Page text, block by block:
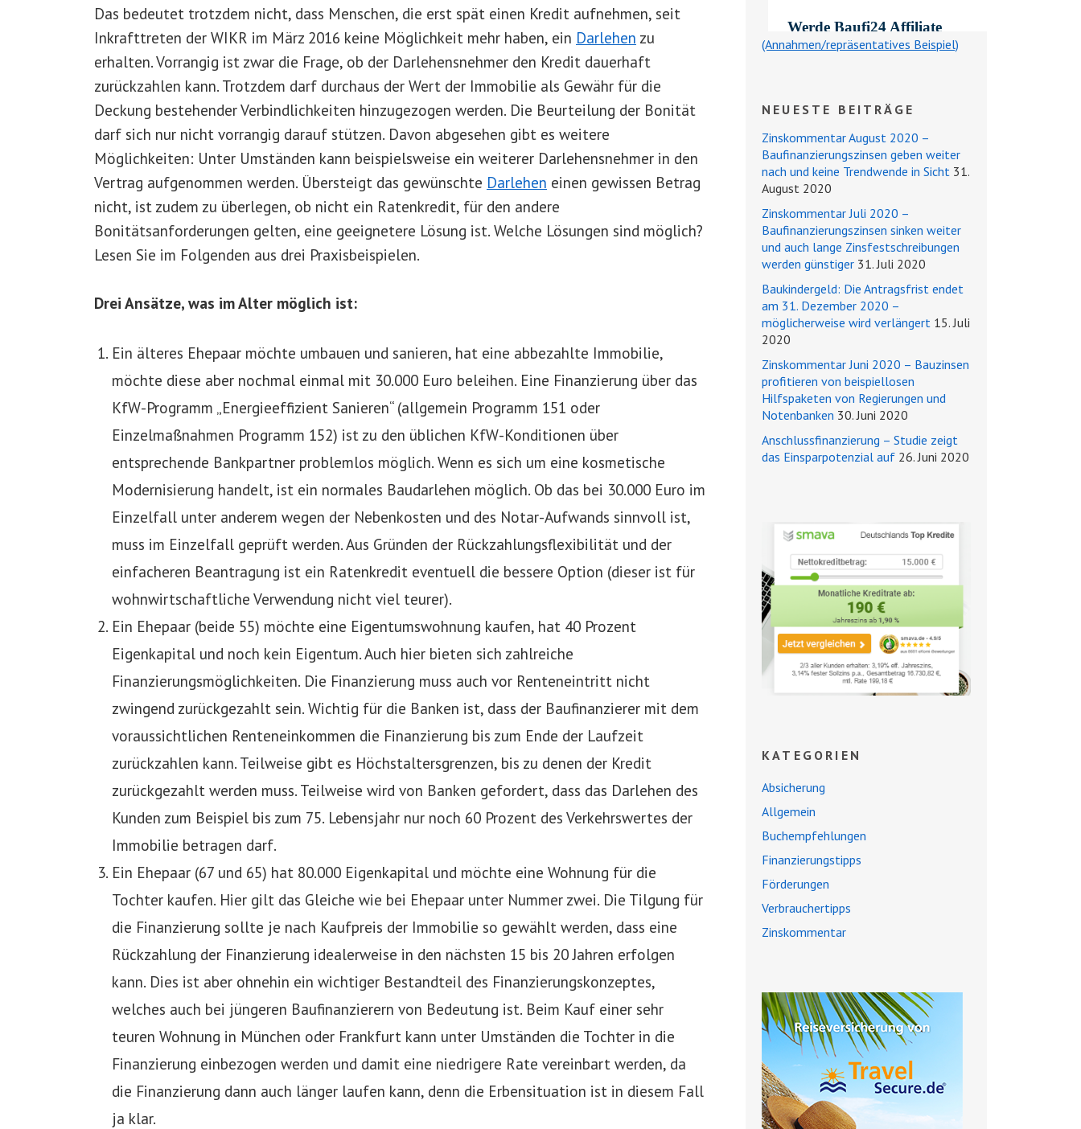
Das bedeutet trotzdem nicht, dass Menschen, die erst spät einen Kredit aufnehmen, seit
Inkrafttreten der WIKR im März 2016 keine Möglichkeit mehr haben, ein Darlehen zu
erhalten. Vorrangig ist zwar die Frage, ob der Darlehensnehmer den Kredit dauerhaft
zurückzahlen kann. Trotzdem darf durchaus der Wert der Immobilie als Gewähr für die
Deckung bestehender Verbindlichkeiten hinzugezogen werden. Die Beurteilung der Bonität
darf sich nur nicht vorrangig darauf stützen. Davon abgesehen gibt es weitere
Möglichkeiten: Unter Umständen kann beispielsweise ein weiterer Darlehensnehmer in den
Vertrag aufgenommen werden. Übersteigt das gewünschte Darlehen einen gewissen Betrag
nicht, ist zudem zu überlegen, ob nicht ein Ratenkredit, für den andere
Bonitätsanforderungen gelten, eine geeignetere Lösung ist. Welche Lösungen sind möglich?
Lesen Sie im Folgenden aus drei Praxisbeispielen.
Drei Ansätze, was im Alter möglich ist:
Ein älteres Ehepaar möchte umbauen und sanieren, hat eine abbezahlte Immobilie,
möchte diese aber nochmal einmal mit 30.000 Euro beleihen. Eine Finanzierung über das
KfW-Programm „Energieeffizient Sanieren“ (allgemein Programm 151 oder
Einzelmaßnahmen Programm 152) ist zu den üblichen KfW-Konditionen über
entsprechende Bankpartner problemlos möglich. Wenn es sich um eine kosmetische
Modernisierung handelt, ist ein normales Baudarlehen möglich. Ob das bei 30.000 Euro im
Einzelfall unter anderem wegen der Nebenkosten und des Notar-Aufwands sinnvoll ist,
muss im Einzelfall geprüft werden. Aus Gründen der Rückzahlungsflexibilität und der
einfacheren Beantragung ist ein Ratenkredit eventuell die bessere Option (dieser ist für
wohnwirtschaftliche Verwendung nicht viel teurer).
Ein Ehepaar (beide 55) möchte eine Eigentumswohnung kaufen, hat 40 Prozent
Eigenkapital und noch kein Eigentum. Auch hier bieten sich zahlreiche
Finanzierungsmöglichkeiten. Die Finanzierung muss auch vor Renteneintritt nicht
zwingend zurückgezahlt sein. Wichtig für die Banken ist, dass der Baufinanzierer mit dem
voraussichtlichen Renteneinkommen die Finanzierung bis zum Ende der Laufzeit
zurückzahlen kann. Teilweise gibt es Höchstaltersgrenzen, bis zu denen der Kredit
zurückgezahlt werden muss. Teilweise wird von Banken gefordert, dass das Darlehen des
Kunden zum Beispiel bis zum 75. Lebensjahr nur noch 60 Prozent des Verkehrswertes der
Immobilie betragen darf.
Ein Ehepaar (67 und 65) hat 80.000 Eigenkapital und möchte eine Wohnung für die
Tochter kaufen. Hier gilt das Gleiche wie bei Ehepaar unter Nummer zwei. Die Tilgung für
die Finanzierung sollte je nach Kaufpreis der Immobilie so gewählt werden, dass eine
Rückzahlung der Finanzierung idealerweise in den nächsten 15 bis 20 Jahren erfolgen
kann. Dies ist aber ohnehin ein wichtiger Bestandteil des Finanzierungskonzeptes,
welches auch bei jüngeren Baufinanzierern von Bedeutung ist. Beim Kauf einer sehr
teuren Wohnung in München oder Frankfurt kann unter Umständen die Tochter in die
Finanzierung einbezogen werden und damit eine niedrigere Rate vereinbart werden, da
die Finanzierung dann auch länger laufen kann, denn die Erbensituation ist in diesem Fall
ja klar.
(Annahmen/repräsentatives Beispiel)
NEUESTE BEITRÄGE
Zinskommentar August 2020 –
Baufinanzierungszinsen geben weiter
nach und keine Trendwende in Sicht 31.
August 2020
Zinskommentar Juli 2020 –
Baufinanzierungszinsen sinken weiter
und auch lange Zinsfestschreibungen
werden günstiger 31. Juli 2020
Baukindergeld: Die Antragsfrist endet
am 31. Dezember 2020 –
möglicherweise wird verlängert 15. Juli
2020
Zinskommentar Juni 2020 – Bauzinsen
profitieren von beispiellosen
Hilfspaketen von Regierungen und
Notenbanken 30. Juni 2020
Anschlussfinanzierung – Studie zeigt
das Einsparpotenzial auf 26. Juni 2020
KATEGORIEN
Absicherung
Allgemein
Buchempfehlungen
Finanzierungstipps
Förderungen
Verbrauchertipps
Zinskommentar